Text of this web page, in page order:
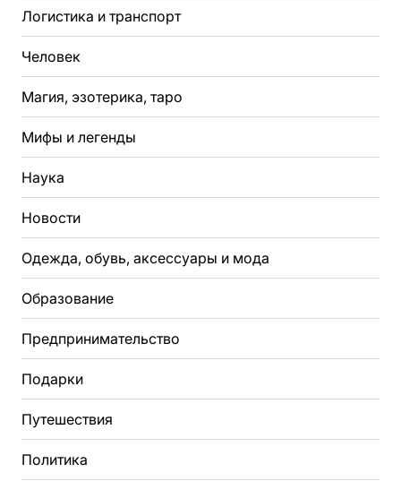
Логистика и транспорт
Человек
Магия, эзотерика, таро
Мифы и легенды
Наука
Новости
Одежда, обувь, аксессуары и мода
Образование
Предпринимательство
Подарки
Путешествия
Политика